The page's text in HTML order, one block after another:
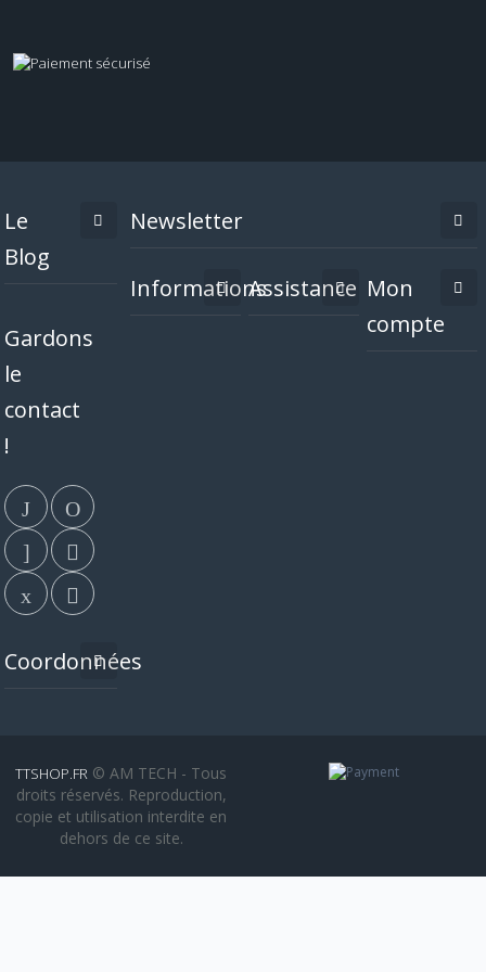
Le
Blog
Gardons
le
contact
!
Coordonnées
Newsletter
InformationsAssistance Mon
compte
TTSHOP.FR © AM TECH - Tous
droits réservés. Reproduction,
copie et utilisation interdite en
dehors de ce site.